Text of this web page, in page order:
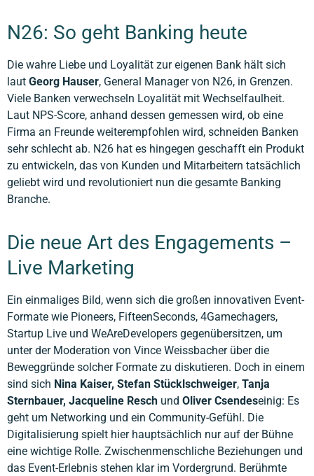
N26: So geht Banking heute
Die wahre Liebe und Loyalität zur eigenen Bank hält sich
laut Georg Hauser, General Manager von N26, in Grenzen.
Viele Banken verwechseln Loyalität mit Wechselfaulheit.
Laut NPS-Score, anhand dessen gemessen wird, ob eine
Firma an Freunde weiterempfohlen wird, schneiden Banken
sehr schlecht ab. N26 hat es hingegen geschafft ein Produkt
zu entwickeln, das von Kunden und Mitarbeitern tatsächlich
geliebt wird und revolutioniert nun die gesamte Banking
Branche.
Die neue Art des Engagements –
Live Marketing
Ein einmaliges Bild, wenn sich die großen innovativen Event-
Formate wie Pioneers, FifteenSeconds, 4Gamechagers,
Startup Live und WeAreDevelopers gegenübersitzen, um
unter der Moderation von Vince Weissbacher über die
Beweggründe solcher Formate zu diskutieren. Doch in einem
sind sich Nina Kaiser, Stefan Stücklschweiger, Tanja
Sternbauer, Jacqueline Resch und Oliver Csendeseinig: Es
geht um Networking und ein Community-Gefühl. Die
Digitalisierung spielt hier hauptsächlich nur auf der Bühne
eine wichtige Rolle. Zwischenmenschliche Beziehungen und
das Event-Erlebnis stehen klar im Vordergrund. Berühmte